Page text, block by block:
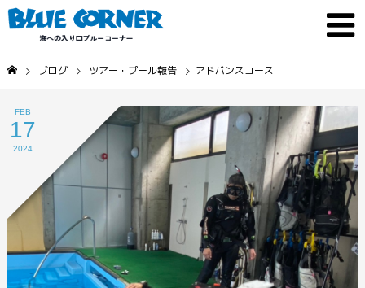
ブログ ツアー・プール報告 アドバンスコース
FEB
17
2024